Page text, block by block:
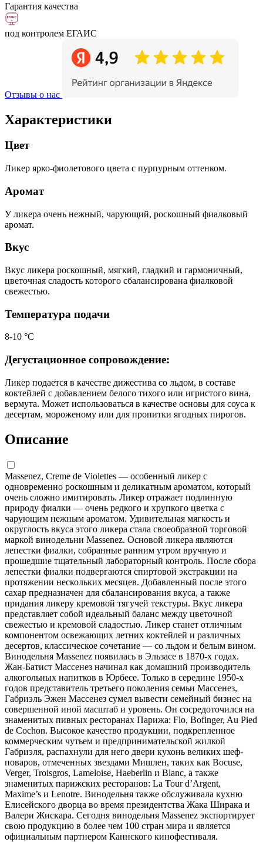
Гарантия качества
под контролем ЕГАИС
Отзывы о нас
Характеристики
Цвет
Ликер ярко-фиолетового цвета с пурпурным оттенком.
Аромат
У ликера очень нежный, чарующий, роскошный фиалковый
аромат.
Вкус
Вкус ликера роскошный, мягкий, гладкий и гармоничный,
цветочная сладость которого сбалансирована фиалковой
свежестью.
Температура подачи
8-10 °С
Дегустационное сопровождение:
Ликер подается в качестве дижестива со льдом, в составе
коктейлей с добавлением белого тихого или игристого вина,
вермута. Может использоваться в качестве основы для соуса к
десертам, мороженому или для пропитки ягодных пирогов.
Описание
Massenez, Creme de Violettes — особенный ликер с
одновременно роскошным и деликатным ароматом, который
очень сложно имитировать. Ликер отражает подлинную
природу фиалки — очень редкого и хрупкого цветка с
чарующим нежным ароматом. Удивительная мягкость и
округлость вкуса этого ликера стала своеобразной торговой
маркой винодельни Massenez. Основой ликера являются
лепестки фиалки, собранные ранним утром вручную и
прошедшие тщательный лабораторный контроль. После сбора
лепестки фиалки подвергаются спиртовой экстракции на
протяжении нескольких месяцев. Добавленный после этого
сахар предназначен для сбалансирования вкуса, а также
придания ликеру кремовой тягучей текстуры. Вкус ликера
представляет собой идеальный баланс между цветочной
свежестью и кремовой сладостью. Ликер станет отличным
компонентом освежающих летних коктейлей и различных
десертов, классическое сочетание — со льдом и белым вином.
Винодельня Massenez появилась в Эльзасе в 1870-х годах.
Жан-Батист Массенез начинал как домашний производитель
алкогольных напитков в Юрбесе. Только в середине 1950-х
годов представитель третьего поколения семьи Массенез,
Габриэль Эжен Массенез сумел вывести семейный бизнес на
совершенной иной масштаб и уровень. Он сосредоточился на
знаменитых пивных ресторанах Парижа: Flo, Bofinger, Au Pied
de Cochon. Высокое качество продукции, подкрепленное
коммерческим чутьем и предпринимательской жилкой
Габриэля, распахнули для него двери кухонь великих шеф-
поваров, отмеченных звездами Мишлен, таких как Bocuse,
Verger, Troisgros, Lameloise, Haeberlin и Blanc, а также
знаменитых парижских ресторанов: La Tour d’Argent,
Maxime’s и Lenotre. Винодельня также обслуживала кухню
Елисейского дворца во время президентства Жака Ширака и
Валери Жискара. Сегодня винодельня Massenez экспортирует
свою продукцию в более чем 100 стран мира и является
официальным партнером Каннского кинофестиваля.